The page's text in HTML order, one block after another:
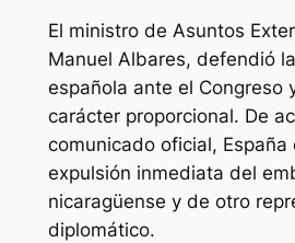
El ministro de Asuntos
Manuel Albares, defendió
española ante el Congreso
carácter proporcional. De
comunicado oficial, España
expulsión inmediata del
nicaragüense y de otro
diplomático.